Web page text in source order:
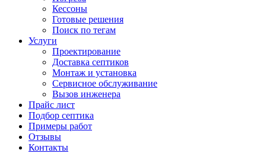
Кессоны
Готовые решения
Поиск по тегам
Услуги
Проектирование
Доставка септиков
Монтаж и установка
Сервисное обслуживание
Вызов инженера
Прайс лист
Подбор септика
Примеры работ
Отзывы
Контакты